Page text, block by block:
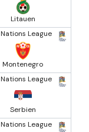
Litauen
Nations League
Montenegro
Nations League
Serbien
Nations League